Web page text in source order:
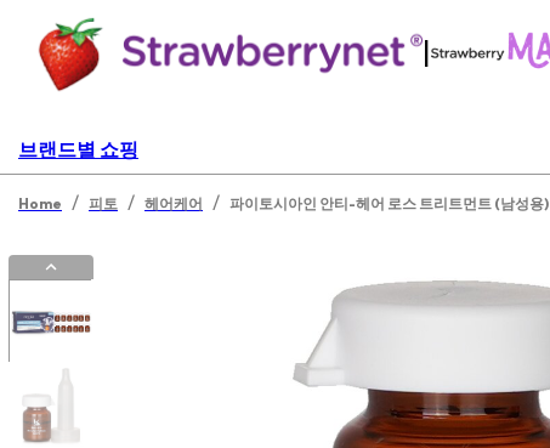
|
브랜드별 쇼핑
Home / 피토 / 헤어케어 / 파이토시아인 안티-헤어 로스 트리트먼트 (남성용)